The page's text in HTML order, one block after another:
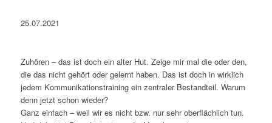
25.07.2021
Zuhören – das ist doch ein alter Hut. Zeige mir mal die oder den,
die das nicht gehört oder gelernt haben. Das ist doch in wirklich
jedem Kommunikationstraining ein zentraler Bestandteil. Warum
denn jetzt schon wieder?
Ganz einfach – weil wir es nicht bzw. nur sehr oberflächlich tun.